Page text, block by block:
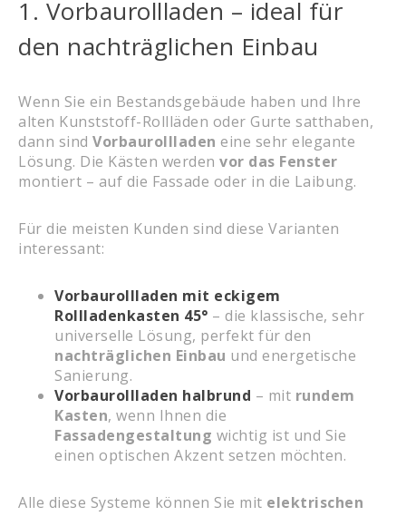
1. Vorbaurollladen – ideal für
den nachträglichen Einbau
Wenn Sie ein Bestandsgebäude haben und Ihre
alten Kunststoff-Rollläden oder Gurte satthaben,
dann sind Vorbaurollladen eine sehr elegante
Lösung. Die Kästen werden vor das Fenster
montiert – auf die Fassade oder in die Laibung.
Für die meisten Kunden sind diese Varianten
interessant:
Vorbaurollladen mit eckigem
Rollladenkasten 45° – die klassische, sehr
universelle Lösung, perfekt für den
nachträglichen Einbau und energetische
Sanierung.
Vorbaurollladen halbrund – mit rundem
Kasten, wenn Ihnen die
Fassadengestaltung wichtig ist und Sie
einen optischen Akzent setzen möchten.
Alle diese Systeme können Sie mit elektrischen